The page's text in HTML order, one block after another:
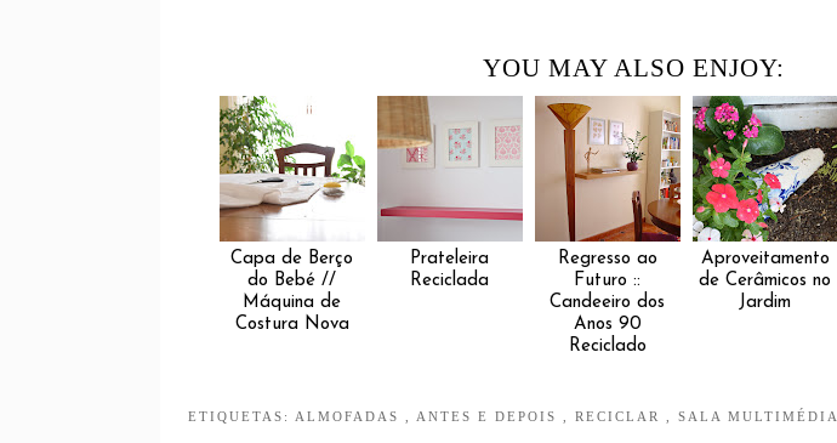
YOU MAY ALSO ENJOY:
Capa de Berço
do Bebé //
Máquina de
Costura Nova
Prateleira
Reciclada
Regresso ao
Futuro ::
Candeeiro dos
Anos 90
Reciclado
Aproveitamento
de Cerâmicos no
Jardim
ETIQUETAS: ALMOFADAS ANTES E DEPOIS RECICLAR SALA MULTIMÉDIA